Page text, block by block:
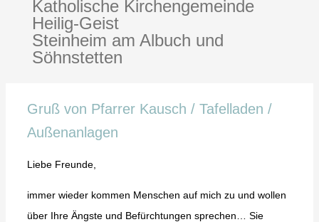
Katholische Kirchengemeinde
Heilig-Geist
Steinheim am Albuch und
Söhnstetten
Gruß von Pfarrer Kausch / Tafelladen /
Außenanlagen
Liebe Freunde,
immer wieder kommen Menschen auf mich zu und wollen
über Ihre Ängste und Befürchtungen sprechen… Sie